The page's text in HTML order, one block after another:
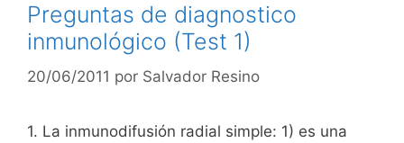
Preguntas de diagnostico
inmunológico (Test 1)
20/06/2011 por Salvador Resino
1. La inmunodifusión radial simple: 1) es una